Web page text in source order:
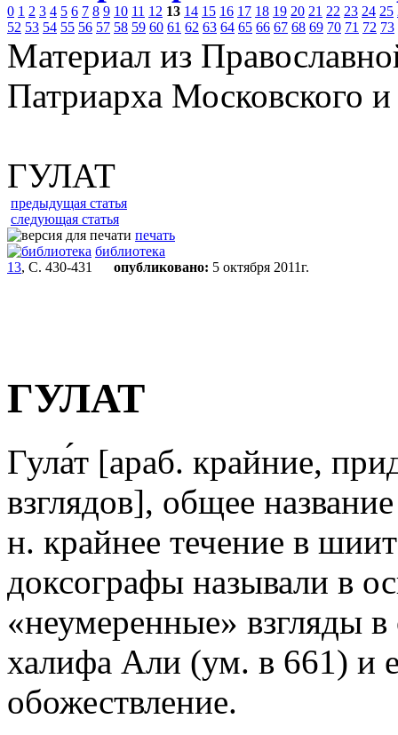
0 1 2 3 4 5 6 7 8 9 10 11 12 13 14 15 16 17 18 19 20 21 22 23 24 25
52 53 54 55 56 57 58 59 60 61 62 63 64 65 66 67 68 69 70 71 72 73
Материал из
Патриарха Московского
ГУЛАТ
предыдущая статья
следующая статья
печать
библиотека
13, С. 430-431 опубликовано: 5 октября 2011г.
ГУЛАТ
Гула́т [араб. крайние,
взглядов], общее
н. крайнее течение в
доксографы называли в
«неумеренные» взгляды
халифа Али (ум. в 661) и
обожествление.